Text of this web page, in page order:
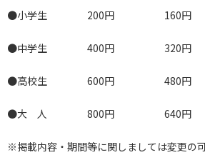
●小学生 200円
●中学生 400円 320
●高校生 600円 480
●大 人 800円 640
※掲載内容・期間等に関しましては変更の